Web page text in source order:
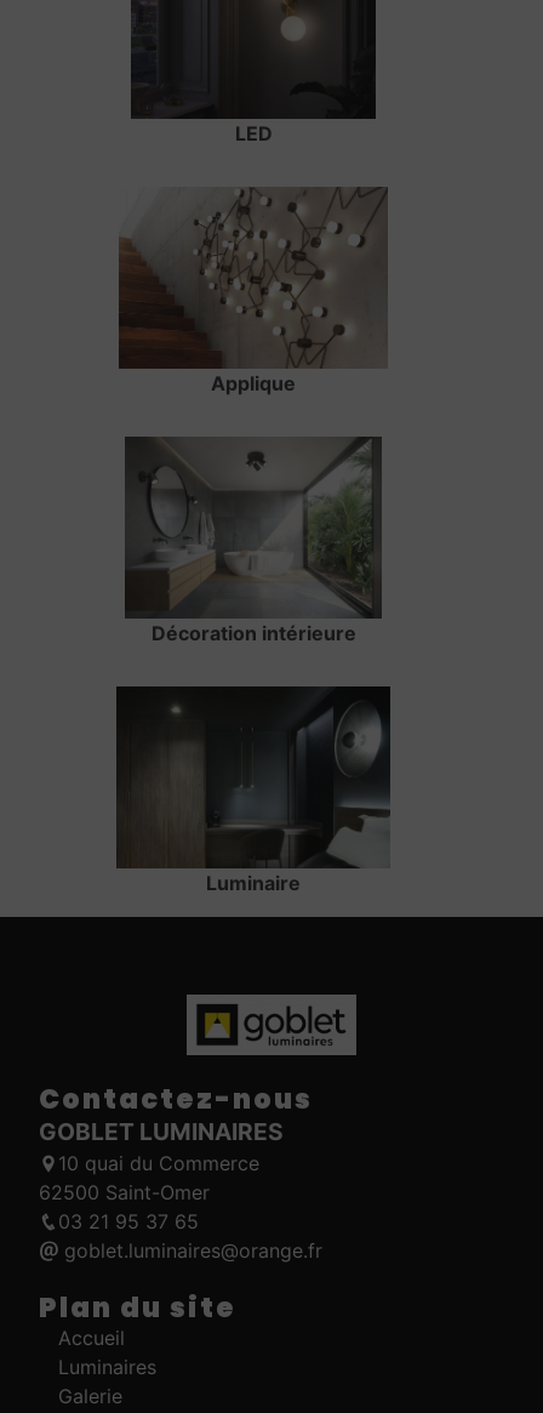
LED
Applique
Décoration intérieure
Luminaire
Contactez-nous
GOBLET LUMINAIRES
10 quai du Commerce
62500 Saint-Omer
03 21 95 37 65
goblet.luminaires@orange.fr
Plan du site
Accueil
Luminaires
Galerie